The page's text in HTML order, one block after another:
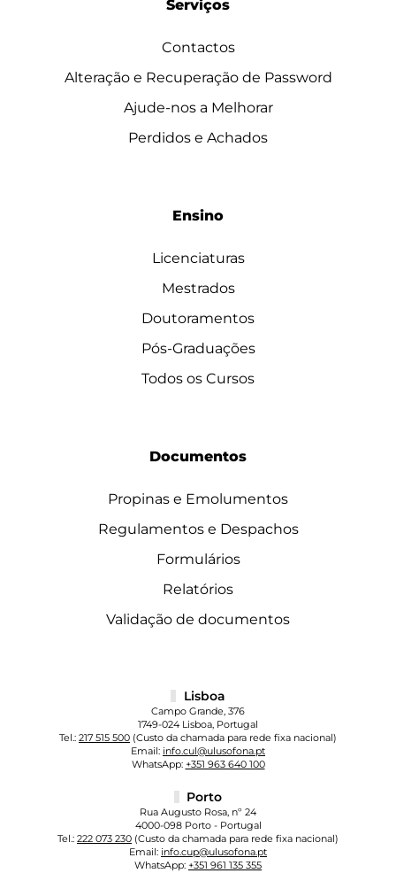
Serviços
Contactos
Alteração e Recuperação de Password
Ajude-nos a Melhorar
Perdidos e Achados
Ensino
Licenciaturas
Mestrados
Doutoramentos
Pós-Graduações
Todos os Cursos
Documentos
Propinas e Emolumentos
Regulamentos e Despachos
Formulários
Relatórios
Validação de documentos
Lisboa
Campo Grande, 376
1749-024 Lisboa, Portugal
Tel.: 217 515 500 (Custo da chamada para rede fixa nacional)
Email: info.cul@ulusofona.pt
WhatsApp: +351 963 640 100
Porto
Rua Augusto Rosa, nº 24
4000-098 Porto - Portugal
Tel.: 222 073 230 (Custo da chamada para rede fixa nacional)
Email: info.cup@ulusofona.pt
WhatsApp: +351 961 135 355